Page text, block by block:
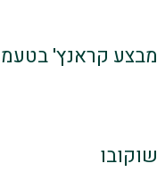
מבצע קראנץ'
שוקובו